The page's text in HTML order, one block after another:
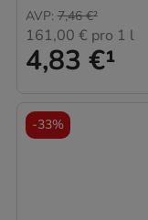
4,83 €¹
AVP: 7,46 €²
161,00 € pro 1 l
-33%